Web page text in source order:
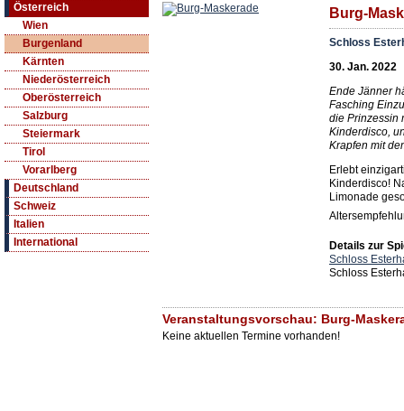
Österreich
Wien
Burgenland
Kärnten
Niederösterreich
Oberösterreich
Salzburg
Steiermark
Tirol
Vorarlberg
Deutschland
Schweiz
Italien
International
Burg-
Schloss
30. Jan. 2022
Ende Jänner
Fasching
die Prinzessin
Kinderdisco,
Krapfen mit
Erlebt
Kinderdisco!
Limonade
Details zur
Schloss
Schloss
Veranstaltungsvorschau: Burg-
Keine aktuellen Termine vorhanden!